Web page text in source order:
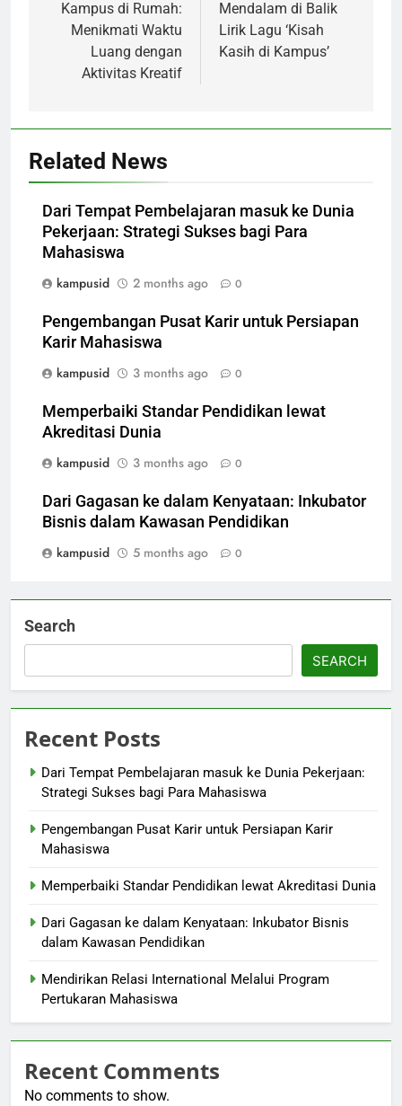
Kampus di Rumah:
Menikmati Waktu
Luang dengan
Aktivitas Kreatif
Mendalam di Balik
Lirik Lagu ‘Kisah
Kasih di Kampus’
Related News
Dari Tempat Pembelajaran masuk ke Dunia
Pekerjaan: Strategi Sukses bagi Para
Mahasiswa
kampusid
2 months ago 0
Pengembangan Pusat Karir untuk Persiapan
Karir Mahasiswa
kampusid
3 months ago 0
Memperbaiki Standar Pendidikan lewat
Akreditasi Dunia
kampusid
3 months ago 0
Dari Gagasan ke dalam Kenyataan: Inkubator
Bisnis dalam Kawasan Pendidikan
kampusid
5 months ago 0
Search
SEARCH
Recent Posts
Dari Tempat Pembelajaran masuk ke Dunia Pekerjaan:
Strategi Sukses bagi Para Mahasiswa
Pengembangan Pusat Karir untuk Persiapan Karir
Mahasiswa
Memperbaiki Standar Pendidikan lewat Akreditasi Dunia
Dari Gagasan ke dalam Kenyataan: Inkubator Bisnis
dalam Kawasan Pendidikan
Mendirikan Relasi International Melalui Program
Pertukaran Mahasiswa
Recent Comments
No comments to show.